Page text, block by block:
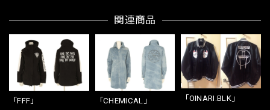
関連商品
「FFF」
「CHEMICAL」
「OINARI.BLK」